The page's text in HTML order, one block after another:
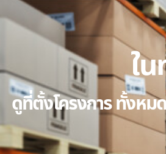
ใ
ดูที่ตั้งโครงการ ทั้งหม